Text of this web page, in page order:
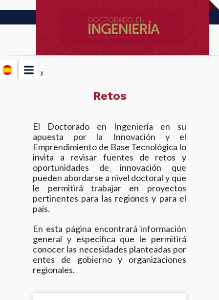
})
Retos
El Doctorado en Ingeniería en su
apuesta por la Innovación y el
Emprendimiento de Base Tecnológica lo
invita a revisar fuentes de retos y
oportunidades de innovación que
pueden abordarse a nivel doctoral y que
le permitirá trabajar en proyectos
pertinentes para las regiones y para el
país.
En esta página encontrará información
general y específica que le permitirá
conocer las necesidades planteadas por
entes de gobierno y organizaciones
regionales.